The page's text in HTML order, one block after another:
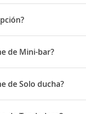
Road , Koggala ,
de Mini-bar?
Mini-bar
de Solo ducha?
Solo ducha